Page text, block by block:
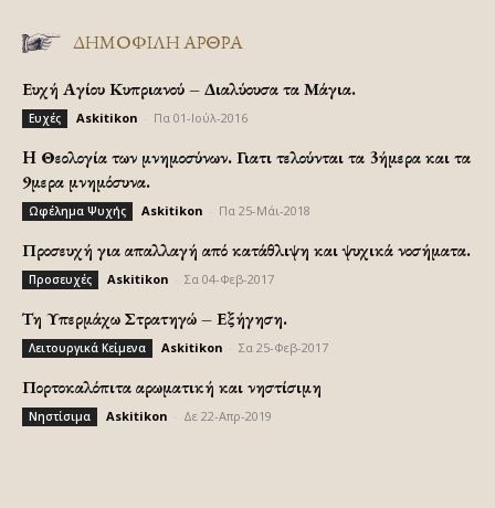
ΔΗΜΟΦΙΛΗ ΑΡΘΡΑ
Ευχή Αγίου Κυπριανού – Διαλύουσα τα Μάγια.
Ευχές Askitikon Πα 01-Ιούλ-2016
H Θεολογία των μνημοσύνων. Γιατι τελούνται τα 3ήμερα και τα
9μερα μνημόσυνα.
Ωφέλημα Ψυχής Askitikon Πα 25-Μάι-2018
Προσευχή για απαλλαγή από κατάθλιψη και ψυχικά νοσήματα.
Προσευχές Askitikon Σα 04-Φεβ-2017
Τη Υπερμάχω Στρατηγώ – Εξήγηση.
Λειτουργικά Κείμενα Askitikon Σα 25-Φεβ-2017
Πορτοκαλόπιτα αρωματική και νηστίσιμη
Νηστίσιμα Askitikon Δε 22-Απρ-2019